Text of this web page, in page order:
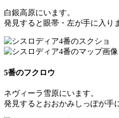
白銀高原にいます。
発見すると 眼帯・左が手に入り
5番のフクロウ
ネヴィーラ雪原にいます。
発見すると おおかみしっぽが手